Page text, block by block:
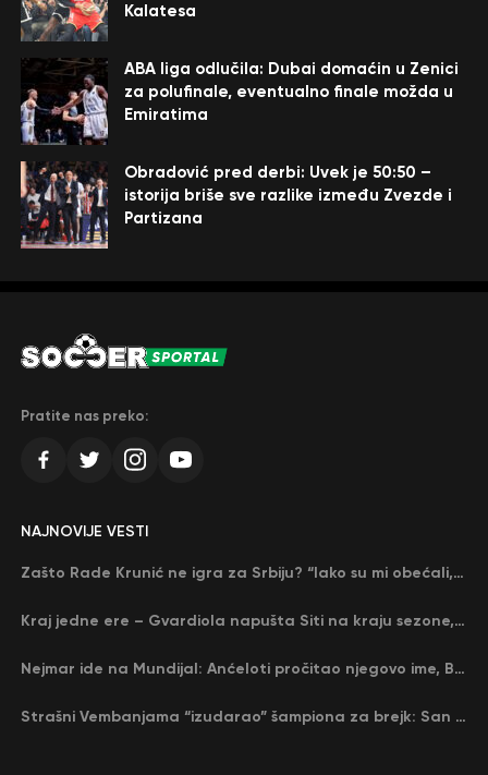
Kalatesa
ABA liga odlučila: Dubai domaćin u Zenici
za polufinale, eventualno finale možda u
Emiratima
Obradović pred derbi: Uvek je 50:50 –
istorija briše sve razlike između Zvezde i
Partizana
Pratite nas preko:
NAJNOVIJE VESTI
Zašto Rade Krunić ne igra za Srbiju? “Iako su mi obećali, niko me nije zvao…”
Kraj jedne ere – Gvardiola napušta Siti na kraju sezone, menja ga njegov nekadašnji rival
Nejmar ide na Mundijal: Anćeloti pročitao njegovo ime, Brazil u delirijumu (VIDEO)
Strašni Vembanjama “izudarao” šampiona za brejk: San Antonio poveo protiv Oklahome